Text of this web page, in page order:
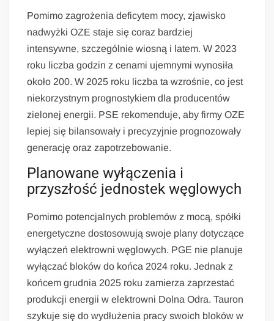
Pomimo zagrożenia deficytem mocy, zjawisko
nadwyżki OZE staje się coraz bardziej
intensywne, szczególnie wiosną i latem. W 2023
roku liczba godzin z cenami ujemnymi wynosiła
około 200. W 2025 roku liczba ta wzrośnie, co jest
niekorzystnym prognostykiem dla producentów
zielonej energii. PSE rekomenduje, aby firmy OZE
lepiej się bilansowały i precyzyjnie prognozowały
generację oraz zapotrzebowanie.
Planowane wyłączenia i
przyszłość jednostek węglowych
Pomimo potencjalnych problemów z mocą, spółki
energetyczne dostosowują swoje plany dotyczące
wyłączeń elektrowni węglowych. PGE nie planuje
wyłączać bloków do końca 2024 roku. Jednak z
końcem grudnia 2025 roku zamierza zaprzestać
produkcji energii w elektrowni Dolna Odra. Tauron
szykuje się do wydłużenia pracy swoich bloków w